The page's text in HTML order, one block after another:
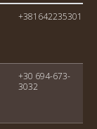
+381642235301
+30 694-673-
3032